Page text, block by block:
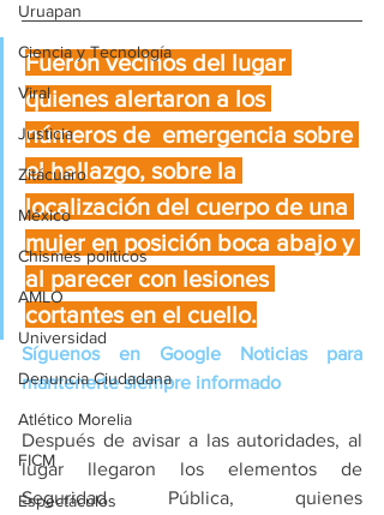
Uruapan
Ciencia y Tecnología
Viral
Justicia
Zitácuaro
México
Chismes políticos
AMLO
Universidad
Denuncia Ciudadana
Atlético Morelia
FICM
Espectáculos
Fueron vecinos del lugar
quienes alertaron a los
números de  emergencia sobre
el hallazgo, sobre la
localización del cuerpo de una
mujer en posición boca abajo y
al parecer con lesiones
cortantes en el cuello.
Síguenos en Google Noticias para
mantenerte siempre informado
Después de avisar a las autoridades, al
lugar llegaron los elementos de
Seguridad Pública, quienes